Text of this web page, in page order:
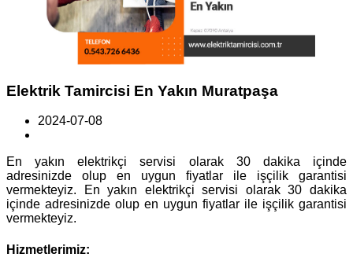
Elektrik Tamircisi En Yakın Muratpaşa
2024-07-08
En yakın elektrikçi servisi olarak 30 dakika içinde
adresinizde olup en uygun fiyatlar ile işçilik garantisi
vermekteyiz. En yakın elektrikçi servisi olarak 30 dakika
içinde adresinizde olup en uygun fiyatlar ile işçilik garantisi
vermekteyiz.
Hizmetlerimiz: